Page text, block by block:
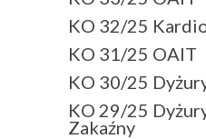
KO 32/25
KO 31/25 OAIT
KO 30/25
KO 29/25
Zakaźny